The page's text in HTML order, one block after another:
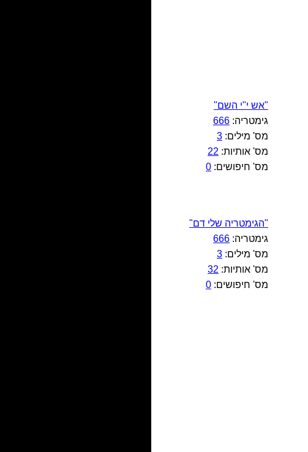
"אש י"י השם"
גימטריה: 666
מס' מילים: 3
מס' אותיות: 22
מס' חיפושים: 0
"הגימטריה שלי דם"
גימטריה: 666
מס' מילים: 3
מס' אותיות: 32
מס' חיפושים: 0